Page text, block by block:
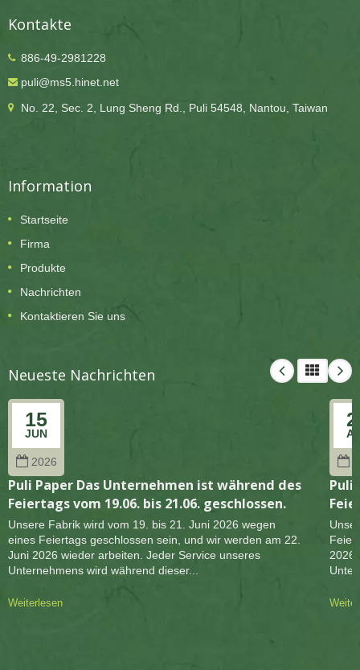
Kontakte
886-49-2981228
puli@ms5.hinet.net
No. 22, Sec. 2, Lung Sheng Rd., Puli 54548, Nantou, Taiwan
Information
Startseite
Firma
Produkte
Nachrichten
Kontaktieren Sie uns
Neueste Nachrichten
15
JUN
2026
Puli Paper Das Unternehmen ist während des
Feiertags vom 19.06. bis 21.06. geschlossen.
Unsere Fabrik wird vom 19. bis 21. Juni 2026 wegen
eines Feiertags geschlossen sein, und wir werden am 22.
Juni 2026 wieder arbeiten. Jeder Service unseres
Unternehmens wird während dieser...
Weiterlesen
Puli
2026